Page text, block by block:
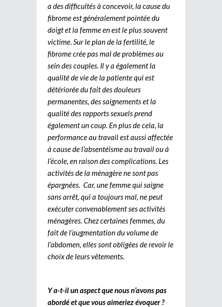
a des difficultés à concevoir, la cause du
fibrome est généralement pointée du
doigt et la femme en est le plus souvent
victime. Sur le plan de la fertilité, le
fibrome crée pas mal de problèmes au
sein des couples. Il y a également la
qualité de vie de la patiente qui est
détériorée du fait des douleurs
permanentes, des saignements et la
qualité des rapports sexuels prend
également un coup. En plus de cela, la
performance au travail est aussi affectée
à cause de l’absentéisme au travail ou à
l’école, en raison des complications. Les
activités de la ménagère ne sont pas
épargnées. Car, une femme qui saigne
sans arrêt, qui a toujours mal, ne peut
exécuter convenablement ses activités
ménagères. Chez certaines femmes, du
fait de l’augmentation du volume de
l’abdomen, elles sont obligées de revoir le
choix de leurs vêtements.
Y a-t-il un aspect que nous n’avons pas
abordé et que vous aimeriez évoquer ?